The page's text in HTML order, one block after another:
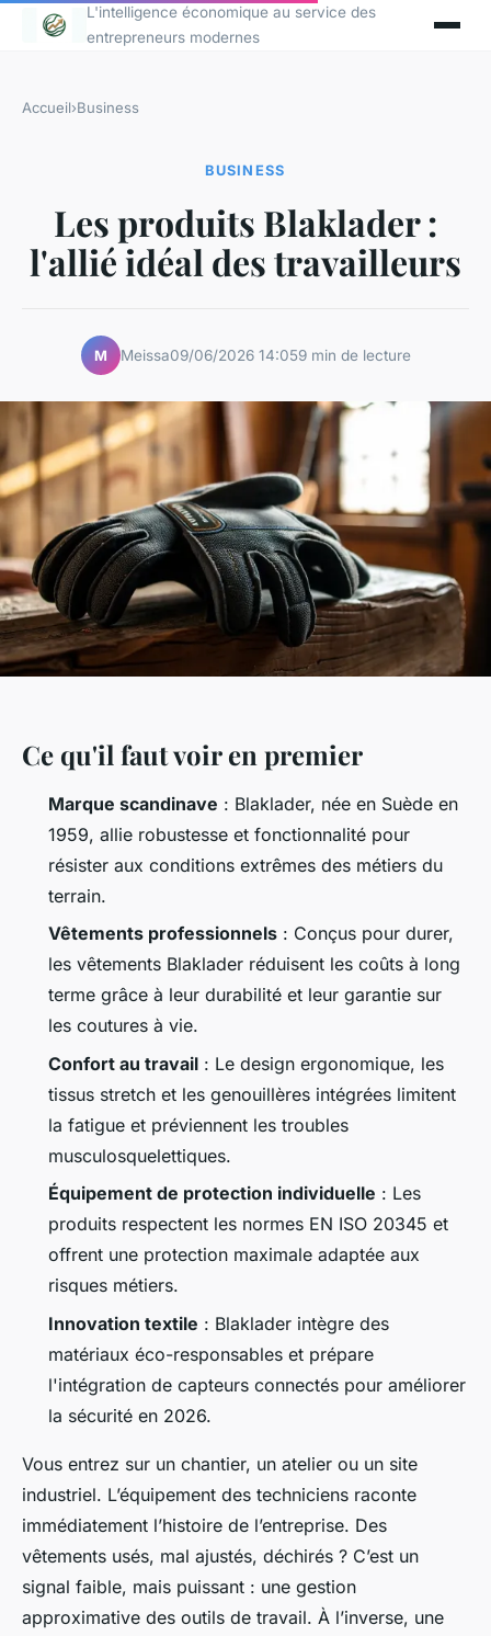
L'intelligence économique au service des
entrepreneurs modernes
Accueil›Business
BUSINESS
Les produits Blaklader :
l'allié idéal des travailleurs
M Meissa09/06/2026 14:059 min de lecture
Ce qu'il faut voir en premier
Marque scandinave : Blaklader, née en Suède en
1959, allie robustesse et fonctionnalité pour
résister aux conditions extrêmes des métiers du
terrain.
Vêtements professionnels : Conçus pour durer,
les vêtements Blaklader réduisent les coûts à long
terme grâce à leur durabilité et leur garantie sur
les coutures à vie.
Confort au travail : Le design ergonomique, les
tissus stretch et les genouillères intégrées limitent
la fatigue et préviennent les troubles
musculosquelettiques.
Équipement de protection individuelle : Les
produits respectent les normes EN ISO 20345 et
offrent une protection maximale adaptée aux
risques métiers.
Innovation textile : Blaklader intègre des
matériaux éco-responsables et prépare
l'intégration de capteurs connectés pour améliorer
la sécurité en 2026.
Vous entrez sur un chantier, un atelier ou un site
industriel. L’équipement des techniciens raconte
immédiatement l’histoire de l’entreprise. Des
vêtements usés, mal ajustés, déchirés ? C’est un
signal faible, mais puissant : une gestion
approximative des outils de travail. À l’inverse, une